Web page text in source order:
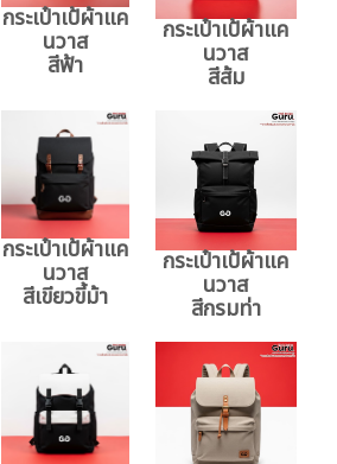
กระเป๋าเป้ผ้าแค
นวาส
สีฟ้า
กระเป๋าเป้ผ้าแค
นวาส
สีส้ม
กระเป๋าเป้ผ้าแค
นวาส
สีเขียวขี้ม้า
กระเป๋าเป้ผ้าแค
นวาส
สีกรมท่า